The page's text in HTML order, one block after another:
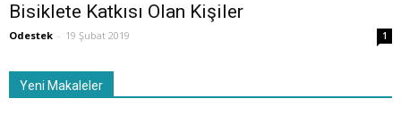
Bisiklete Katkısı Olan Kişiler
Odestek - 19 Şubat 2019 1
Yeni Makaleler